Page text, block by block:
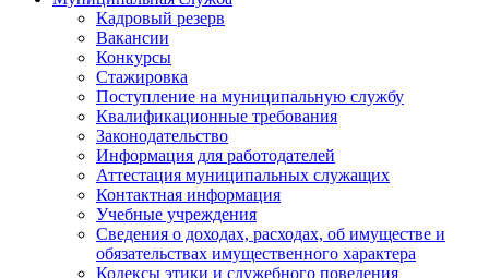
Кадровый резерв
Вакансии
Конкурсы
Стажировка
Поступление на муниципальную службу
Квалификационные требования
Законодательство
Информация для работодателей
Аттестация муниципальных служащих
Контактная информация
Учебные учреждения
Сведения о доходах, расходах, об имуществе и
обязательствах имущественного характера
Кодексы этики и служебного поведения